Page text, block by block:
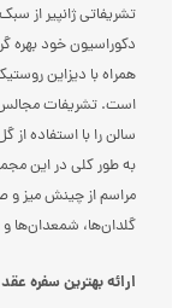
تشریفاتی ژانپیر از
دکوراسیون خود بهره
همراه با دیزاین
است. تشریفات مجالس
سالن را با استفاده
به طور کلی در این
مراسم از چینش میز و
گلدان‌ها، شمعدان‌ها
ارائه بهترین سفره عقد